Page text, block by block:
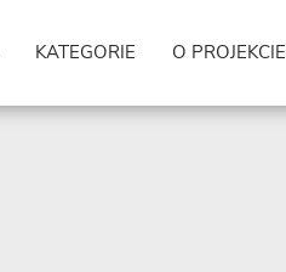
KATEGORIE O PROJEKCIE